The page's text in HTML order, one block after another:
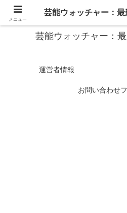
スターたちの裏側を徹底追跡！話
芸能ウォッチャー：
運営者情報
お問い合わせ
メニュー
芸能ウォッチャー：